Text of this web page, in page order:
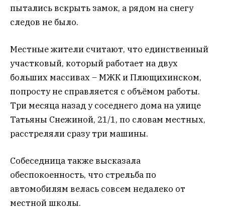
пытались вскрыть замок, а рядом на снегу
следов не было.
Местные жители считают, что единственный
участковый, который работает на двух
больших массивах – МЖК и Плющихинском,
попросту не справляется с объёмом работы.
Три месяца назад у соседнего дома на улице
Татьяны Снежиной, 21/1, по словам местных,
расстреляли сразу три машины.
Собеседница также высказала
обеспокоенность, что стрельба по
автомобилям велась совсем недалеко от
местной школы.